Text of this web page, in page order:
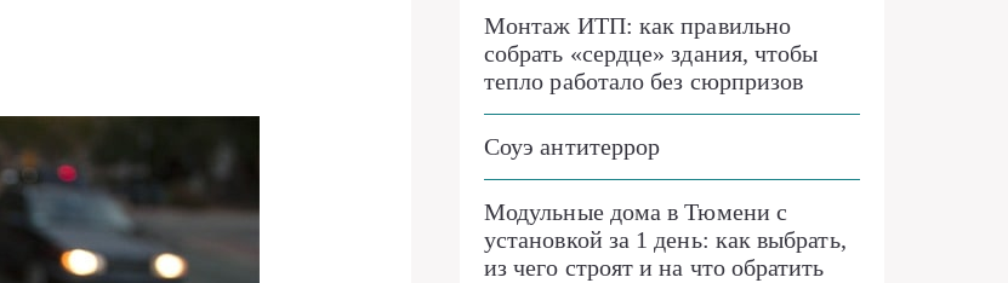
Монтаж ИТП: как правильно
собрать «сердце» здания, чтобы
тепло работало без сюрпризов
Соуэ антитеррор
Модульные дома в Тюмени с
установкой за 1 день: как выбрать,
из чего строят и на что обратить